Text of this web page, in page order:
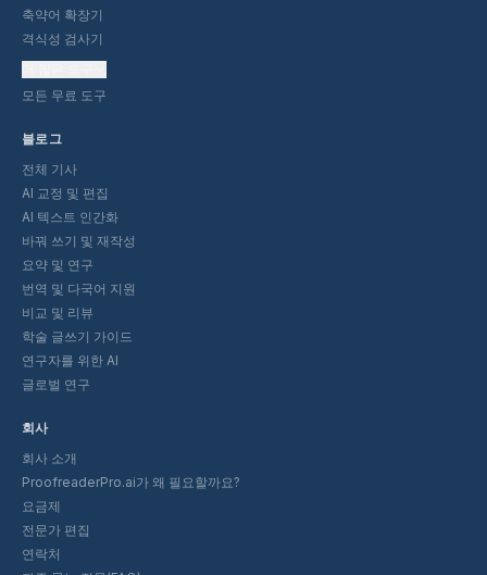
축약어 확장기
격식성 검사기
모든 무료 도구
블로그
전체 기사
AI 교정 및 편집
AI 텍스트 인간화
바꿔 쓰기 및 재작성
요약 및 연구
번역 및 다국어 지원
비교 및 리뷰
학술 글쓰기 가이드
연구자를 위한 AI
글로벌 연구
회사
회사 소개
ProofreaderPro.ai가 왜 필요할까요?
요금제
전문가 편집
연락처